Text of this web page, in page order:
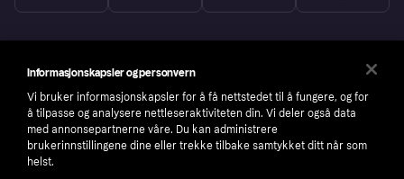
Informasjonskapsler og personvern
Vi bruker informasjonskapsler for å få nettstedet til å fungere, og for
å tilpasse og analysere nettleseraktiviteten din. Vi deler også data
med annonsepartnerne våre. Du kan administrere
brukerinnstillingene dine eller trekke tilbake samtykket ditt når som
helst.